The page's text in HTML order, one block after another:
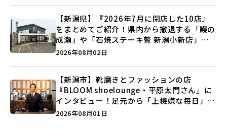
【新潟県】『2026年7月に閉店した10店』
をまとめてご紹介！県内から撤退する「鰻の
成瀬」や「石焼ステーキ贅 新潟小新店」が
営業に幕…。
2026年08月02日
【新潟市】靴磨きとファッションの店
『BLOOM shoelounge・平原太門さん』に
インタビュー！足元から「上機嫌な毎日」を
つくる装いの提案とは？
2026年08月01日